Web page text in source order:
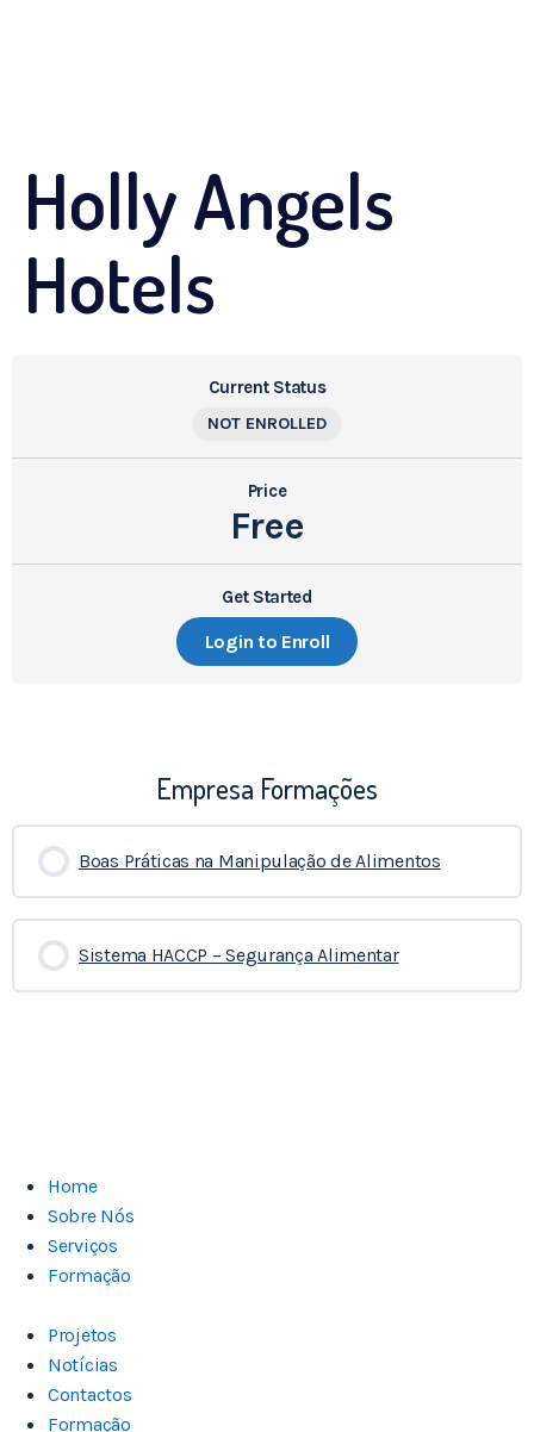
Holly Angels
Hotels
Current Status
NOT ENROLLED
Price
Free
Get Started
Login to Enroll
Empresa Formações
Boas Práticas na Manipulação de Alimentos
0% COMPLETADO 0/0 Etapas
Sistema HACCP – Segurança Alimentar
0% COMPLETADO 0/0 Etapas
Home
Sobre Nós
Serviços
Formação
Projetos
Notícias
Contactos
Formação